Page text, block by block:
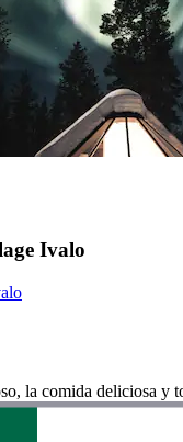
Ivalo
la comida deliciosa y